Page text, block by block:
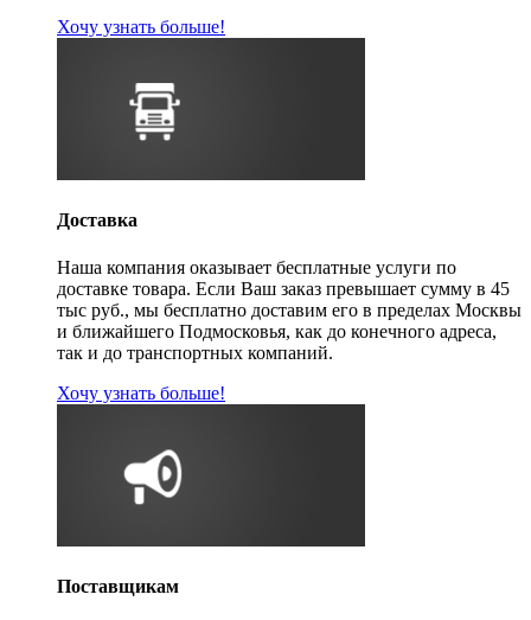
Хочу узнать больше!
Доставка
Наша компания оказывает бесплатные услуги по
доставке товара. Если Ваш заказ превышает сумму в 45
тыс руб., мы бесплатно доставим его в пределах Москвы
и ближайшего Подмосковья, как до конечного адреса,
так и до транспортных компаний.
Хочу узнать больше!
Поставщикам